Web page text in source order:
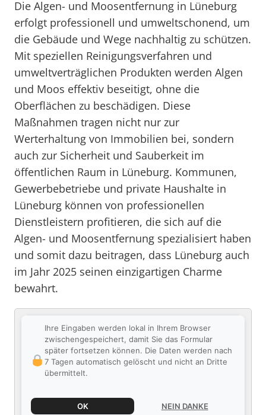
Die Algen- und Moosentfernung in Lüneburg
erfolgt professionell und umweltschonend, um
die Gebäude und Wege nachhaltig zu schützen.
Mit speziellen Reinigungsverfahren und
umweltverträglichen Produkten werden Algen
und Moos effektiv beseitigt, ohne die
Oberflächen zu beschädigen. Diese
Maßnahmen tragen nicht nur zur
Werterhaltung von Immobilien bei, sondern
auch zur Sicherheit und Sauberkeit im
öffentlichen Raum in Lüneburg. Kommunen,
Gewerbebetriebe und private Haushalte in
Lüneburg können von professionellen
Dienstleistern profitieren, die sich auf die
Algen- und Moosentfernung spezialisiert haben
und somit dazu beitragen, dass Lüneburg auch
im Jahr 2025 seinen einzigartigen Charme
bewahrt.
Ihre Eingaben werden lokal in Ihrem Browser
zwischengespeichert, damit Sie das Formular
später fortsetzen können. Die Daten werden nach
7 Tagen automatisch gelöscht und nicht an Dritte
übermittelt.
OK NEIN DANKE